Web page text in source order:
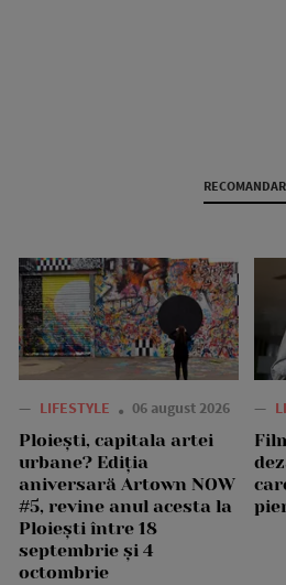
— LIFESTYLE 06 august 2026
Ploiești, capitala artei
urbane? Ediția
aniversară Artown NOW
#5, revine anul acesta la
Ploiești între 18
septembrie și 4
octombrie
—